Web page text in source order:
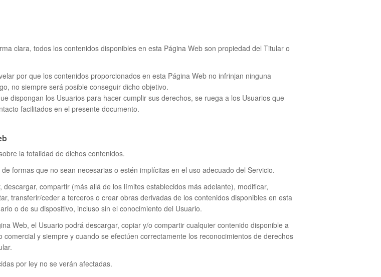
clara, todos los contenidos disponibles en esta Página Web son propiedad del Titular o
por que los contenidos proporcionados en esta Página Web no infrinjan ninguna
no siempre será posible conseguir dicho objetivo.
dispongan los Usuarios para hacer cumplir sus derechos, se ruega a los Usuarios que
facilitados en el presente documento.
la totalidad de dichos contenidos.
formas que no sean necesarias o estén implícitas en el uso adecuado del Servicio.
compartir (más allá de los límites establecidos más adelante), modificar,
transferir/ceder a terceros o crear obras derivadas de los contenidos disponibles en esta
o de su dispositivo, incluso sin el conocimiento del Usuario.
Web, el Usuario podrá descargar, copiar y/o compartir cualquier contenido disponible a
y siempre y cuando se efectúen correctamente los reconocimientos de derechos
por ley no se verán afectadas.